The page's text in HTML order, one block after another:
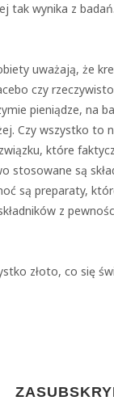
tak wynika z badań.
uważają, że
czy
pieniądze, na
Czy wszystko to
które
stosowane są
są preparaty,
z
złoto, co się